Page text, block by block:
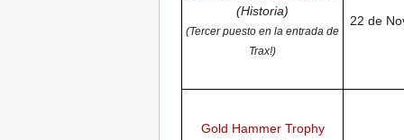
(Historia)
(Tercer puesto en la entrada de
Trax!)
22 de
Gold Hammer Trophy